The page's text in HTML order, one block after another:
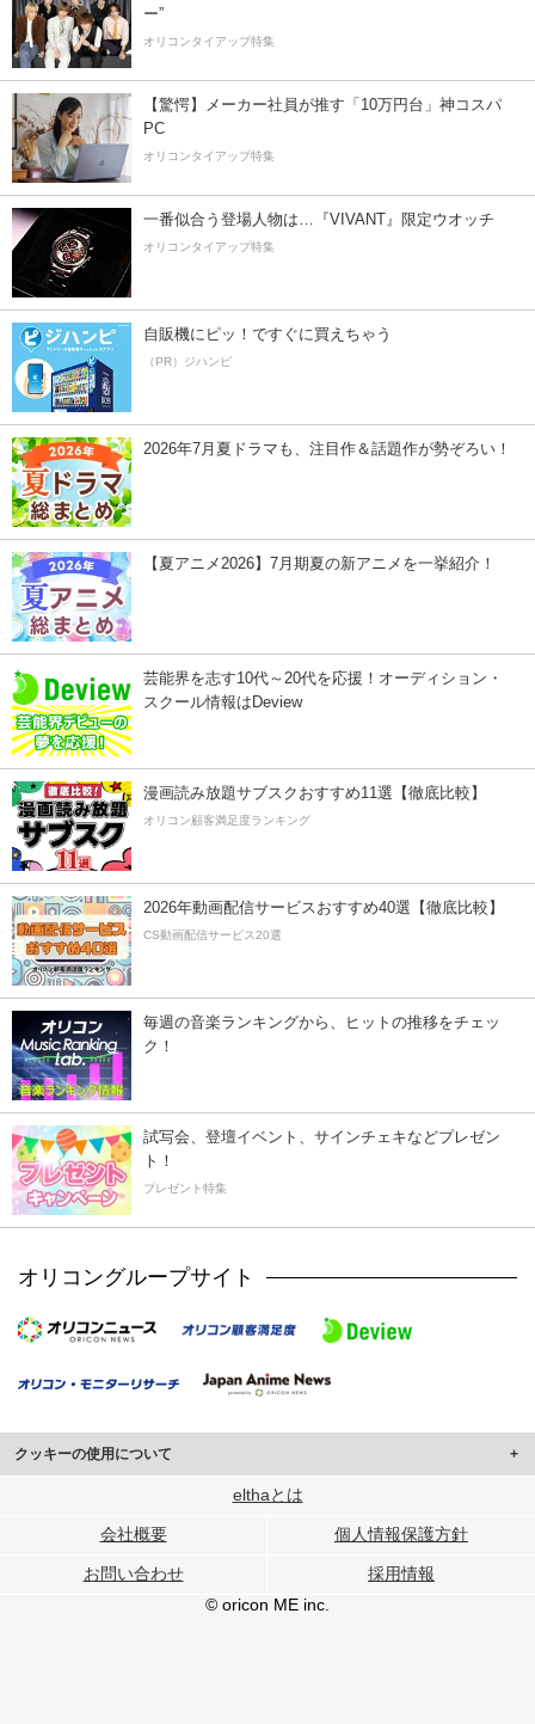
ー”
オリコンタイアップ特集
【驚愕】メーカー社員が推す「10万円台」神コスパ
PC
オリコンタイアップ特集
一番似合う登場人物は…『VIVANT』限定ウオッチ
オリコンタイアップ特集
自販機にピッ！ですぐに買えちゃう
（PR）ジハンピ
2026年7月夏ドラマも、注目作＆話題作が勢ぞろい！
【夏アニメ2026】7月期夏の新アニメを一挙紹介！
芸能界を志す10代～20代を応援！オーディション・
スクール情報はDeview
漫画読み放題サブスクおすすめ11選【徹底比較】
オリコン顧客満足度ランキング
2026年動画配信サービスおすすめ40選【徹底比較】
CS動画配信サービス20選
毎週の音楽ランキングから、ヒットの推移をチェッ
ク！
試写会、登壇イベント、サインチェキなどプレゼン
ト！
プレゼント特集
オリコングループサイト
クッキーの使用について
このサイトでは Cookie を使用して、ユーザーに合わせたコンテンツや広告の
行っています。
メディアや広告配信、データ解析の各パートナーに提供しています。
各パートナーは、この情報とユーザーが各パートナーに提供した他の情報や、
ユーザーが各パートナーのサービスを使用したときに収集した他の情報を組み
elthaとは
会社概要 個人情報保護方針
お問い合わせ
採用情報
© oricon ME inc.